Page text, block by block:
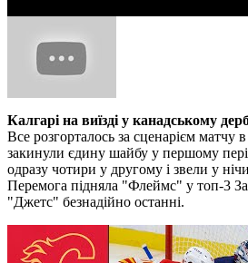
Калгарі на виїзді у канадському
Все розгорталось за сценарієм матчу
закинули єдину шайбу у першому
одразу чотири у другому і звели у
Перемога підняла "Флеймс" у топ-3
"Джетс" безнадійно останні.